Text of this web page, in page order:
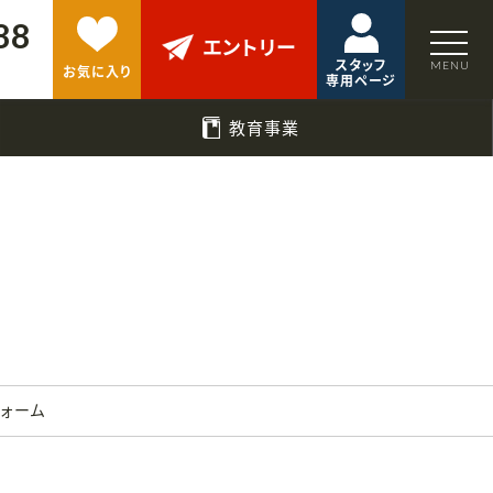
お気に入り
エントリー
スタッフ
専用ページ
教育事業
ーム